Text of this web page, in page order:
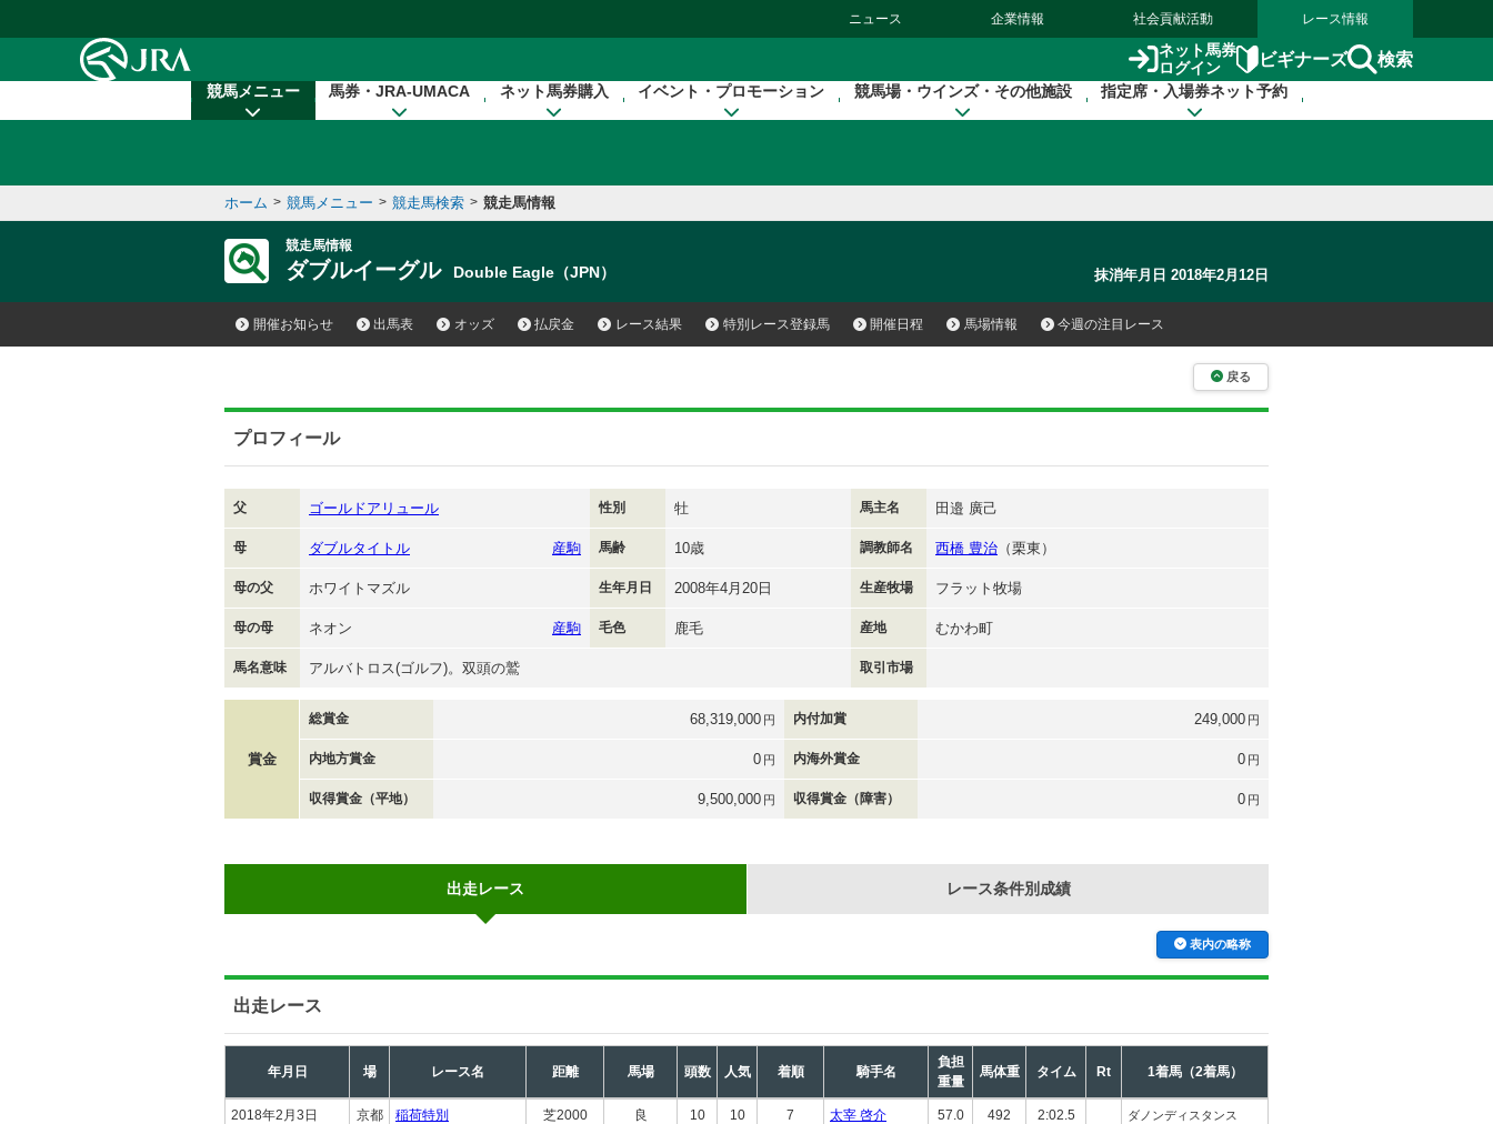
ニュース 企業情報 社会貢献活動 レース情報
ネット馬券
ログイン
ビギナーズ 検索
競馬メニュー 馬券・JRA-UMACA ネット馬券購入 イベント・プロモーション 競馬場・ウインズ・その他施設 指定席・入場券ネット予約
ホーム > 競馬メニュー > 競走馬検索 > 競走馬情報
競走馬情報
ダブルイーグル Double Eagle（JPN） 抹消年月日 2018年2月12日
開催お知らせ 出馬表 オッズ 払戻金 レース結果 特別レース登録馬 開催日程 馬場情報 今週の注目レース
戻る
プロフィール
父 ゴールドアリュール 性別 牡 馬主名 田邉 廣己
母 ダブルタイトル 産駒 馬齢 10歳 調教師名 西橋 豊治 （栗東）
母の父 ホワイトマズル 生年月日 2008年4月20日 生産牧場 フラット牧場
母の母 ネオン 産駒 毛色 鹿毛 産地 むかわ町
馬名意味 アルバトロス(ゴルフ)。双頭の鷲 取引市場
賞金
総賞金 68,319,000 円 内付加賞 249,000 円
内地方賞金 0 円 内海外賞金 0 円
収得賞金（平地） 9,500,000 円 収得賞金（障害） 0 円
出走レース レース条件別成績
表内の略称
出走レース
年月日 場 レース名 距離 馬場 頭数 人気 着順 騎手名
負担
重量
馬体重 タイム Rt 1着馬（2着馬）
2018年2月3日 京都 稲荷特別 芝2000 良 10 10 7 太宰 啓介 57.0 492 2:02.5 ダノンディスタンス